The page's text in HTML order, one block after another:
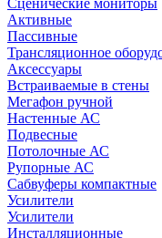
Сценические мониторы
Активные
Пассивные
Трансляционное
Аксессуары
Встраиваемые в стены
Мегафон ручной
Настенные АС
Подвесные
Потолочные АС
Рупорные АС
Сабвуферы компактные
Усилители
Усилители
Инсталляционные